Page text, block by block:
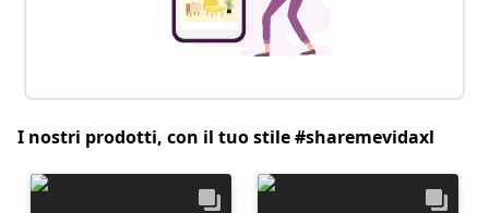
I nostri prodotti, con il tuo stile #sharemevidaxl